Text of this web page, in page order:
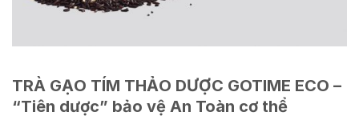
TRÀ GẠO TÍM THẢO DƯỢC GOTIME ECO –
“Tiên dược” bảo vệ An Toàn cơ thể